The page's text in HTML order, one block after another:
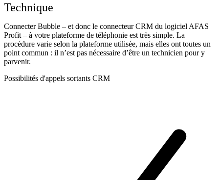
Technique
Connecter Bubble – et donc le connecteur CRM du logiciel AFAS
Profit – à votre plateforme de téléphonie est très simple. La
procédure varie selon la plateforme utilisée, mais elles ont toutes un
point commun : il n’est pas nécessaire d’être un technicien pour y
parvenir.
Possibilités d'appels sortants CRM